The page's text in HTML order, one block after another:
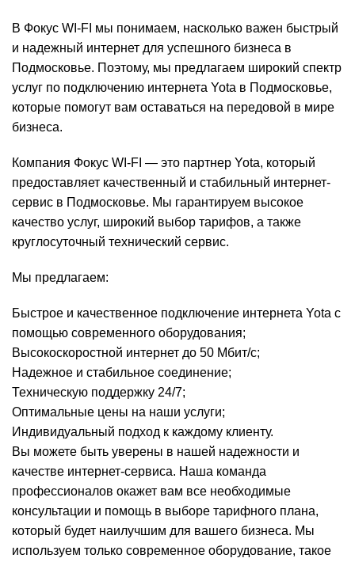
В Фокус WI-FI мы понимаем, насколько важен быстрый
и надежный интернет для успешного бизнеса в
Подмосковье. Поэтому, мы предлагаем широкий спектр
услуг по подключению интернета Yota в Подмосковье,
которые помогут вам оставаться на передовой в мире
бизнеса.
Компания Фокус WI-FI — это партнер Yota, который
предоставляет качественный и стабильный интернет-
сервис в Подмосковье. Мы гарантируем высокое
качество услуг, широкий выбор тарифов, а также
круглосуточный технический сервис.
Мы предлагаем:
Быстрое и качественное подключение интернета Yota с
помощью современного оборудования;
Высокоскоростной интернет до 50 Мбит/с;
Надежное и стабильное соединение;
Техническую поддержку 24/7;
Оптимальные цены на наши услуги;
Индивидуальный подход к каждому клиенту.
Вы можете быть уверены в нашей надежности и
качестве интернет-сервиса. Наша команда
профессионалов окажет вам все необходимые
консультации и помощь в выборе тарифного плана,
который будет наилучшим для вашего бизнеса. Мы
используем только современное оборудование, такое